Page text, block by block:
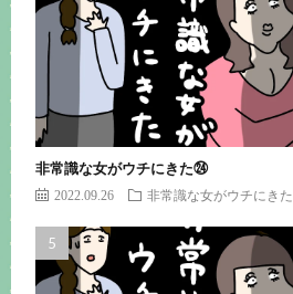
非常識な女がウチにきた㉔
2022.09.26 非常識な女がウチにきた